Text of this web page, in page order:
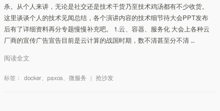
杀。从个人来讲，无论是社交还是技术干货乃至技术鸡汤都有不少收货。
这里谈谈个人的技术见闻总结，各个演讲内容的技术细节待大会PPT发布
后有了详细资料再分专题慢慢补充吧。 1.云、容器、服务化 大会上各种云
厂商的宣传广告宣告目前是云计算的战国时期，数不清甚至分不清 …
阅读全文
标签： docker 、paxos 、微服务 抢沙发